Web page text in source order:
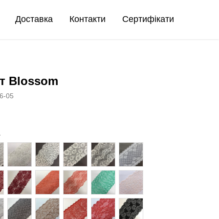
Доставка Контакти Сертифікати
Blossom
05